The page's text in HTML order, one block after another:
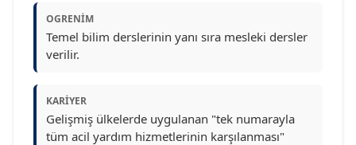
OGRENIM
Temel bilim derslerinin yanı sıra mesleki dersler
verilir.
KARIYER
Gelişmiş ülkelerde uygulanan "tek numarayla
tüm acil yardım hizmetlerinin karşılanması"